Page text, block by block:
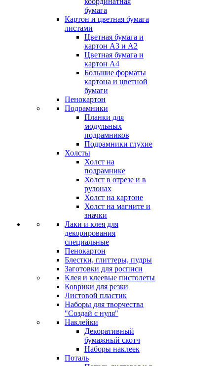
бумага
Картон и цветная бумага
листами
Цветная бумага и
картон А3 и А2
Цветная бумага и
картон А4
Большие форматы
картона и цветной
бумаги
Пенокартон
Подрамники
Планки для
модульных
подрамников
Подрамники глухие
Холсты
Холст на
подрамнике
Холст в отрезе и в
рулонах
Холст на картоне
Холст на магните и
значки
Лаки и клея для
декорирования
специальные
Пенокартон
Блестки, глиттеры, пудры
Заготовки для росписи
Клея и клеевые пистолеты
Коврики для резки
Листовой пластик
Наборы для творчества
"Создай с нуля"
Наклейки
Декоративный
бумажный скотч
Наборы наклеек
Поталь